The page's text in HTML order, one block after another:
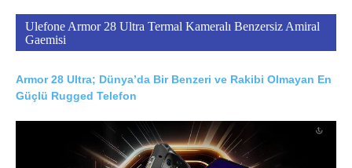
Ulefone Armor 28 Ultra Termal Kameralı Benzersiz Amiral
Gaemisi
Armor 28 Ultra; Dünya’da Bir Benzeri ve Rakibi Olmayan En
Güçlü Rugged Telefon